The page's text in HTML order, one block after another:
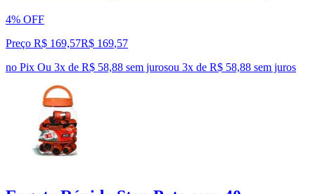
4% OFF
Preço R$ 169,57R$ 169,57
no Pix Ou 3x de R$ 58,88 sem jurosou 3x de R$ 58,88 sem juros